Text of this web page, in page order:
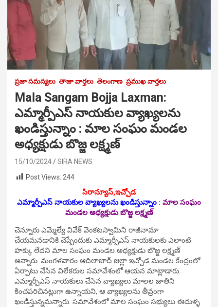
ప్రజా సమస్యలు తాజా వార్తలు తెలంగాణ ప్రముఖ వార్తలు
Mala Sangam Bojja Laxman:
ఎమ్మార్పీఎస్ నాయకుల వ్యాఖ్యలను
ఖండిస్తున్నాం : మాల సంఘం మండల
అధ్యక్షుడు బొజ్జ లక్ష్మణ్
15/10/2024
SIRA NEWS
Post Views: 244
సిరాన్యూస్‌,ఇచ్చోడ
ఎమ్మార్పీఎస్ నాయకుల వ్యాఖ్యలను ఖండిస్తున్నాం : మాల సంఘం
మండల అధ్యక్షుడు బొజ్జ లక్ష్మణ్
చెన్నూరు ఎమ్మెల్యే వివేక్ వెంకటస్వామిని రాజీనామా
చేయమనడానికి చెప్పేందుకు ఎమ్మార్పీఎస్ నాయకులకు ఎలాంటి
హక్కు లేదని మాల సంఘం మండల అధ్యక్షుడు బొజ్జ లక్ష్మణ్
అన్నారు. మంగ‌ళ‌వారం ఆదిలాబాద్ జిల్లా ఇచ్చోడ మండల కేంద్రంలో
ఏర్పాటు చేసిన‌ విలేకరుల సమావేశంలో ఆయన మాట్లాడారు.
ఎమ్మార్పీఎస్ నాయకులు చేసిన వ్యాఖ్యలు మాలల‌ జాతిని
కించపరిచినట్లుగా ఉన్నాయని, ఆ వ్యాఖ్యలను తీవ్రంగా
ఖండిస్తున్నమన్నారు. స‌మావేశంలో మాల సంఘం సభ్యులు ఈదుళ్ళ